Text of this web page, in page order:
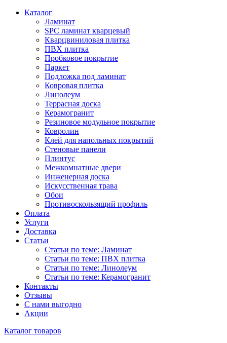
Каталог
Ламинат
SPC ламинат кварцевый
Кварцвиниловая плитка
ПВХ плитка
Пробковое покрытие
Паркет
Подложка под ламинат
Ковровая плитка
Линолеум
Террасная доска
Керамогранит
Резиновое модульное покрытие
Ковролин
Клей для напольных покрытий
Стеновые панели
Плинтус
Межкомнатные двери
Инженерная доска
Искусственная трава
Обои
Противоскользящий профиль
Оплата
Услуги
Доставка
Статьи
Статьи по теме: Ламинат
Статьи по теме: ПВХ плитка
Статьи по теме: Линолеум
Статьи по теме: Керамогранит
Контакты
Отзывы
С нами выгодно
Акции
Каталог товаров